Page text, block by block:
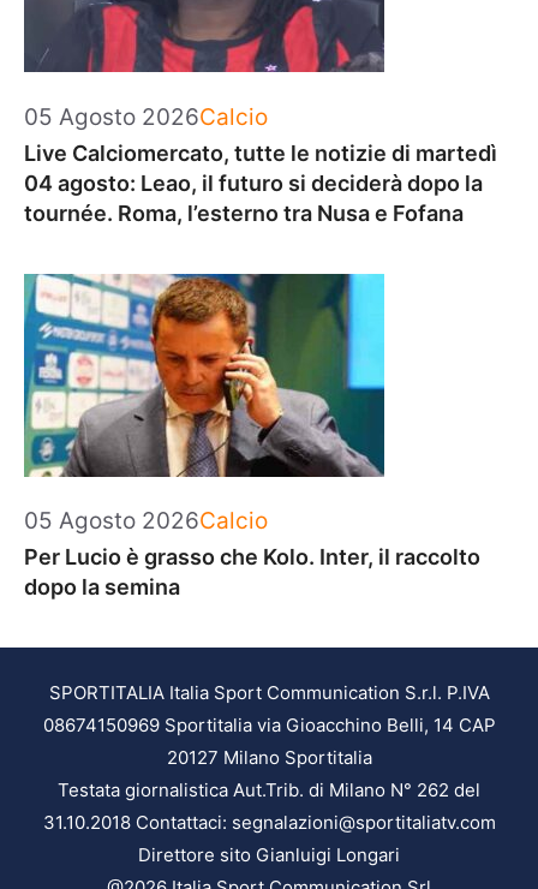
05 Agosto 2026Categorie
Calcio
Live Calciomercato, tutte le notizie di martedì
04 agosto: Leao, il futuro si deciderà dopo la
tournée. Roma, l’esterno tra Nusa e Fofana
05 Agosto 2026Categorie
Calcio
Per Lucio è grasso che Kolo. Inter, il raccolto
dopo la semina
SPORTITALIA Italia Sport Communication S.r.l. P.IVA
08674150969 Sportitalia via Gioacchino Belli, 14 CAP
20127 Milano Sportitalia
Testata giornalistica Aut.Trib. di Milano N° 262 del
31.10.2018 Contattaci: segnalazioni@sportitaliatv.com
Direttore sito Gianluigi Longari